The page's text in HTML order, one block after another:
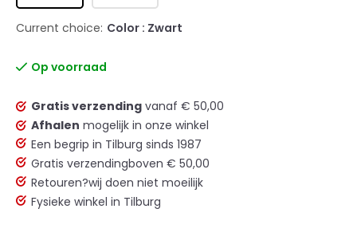
Current choice: Color : Zwart
Op voorraad
Gratis verzending vanaf € 50,00
Afhalen mogelijk in onze winkel
Een begrip in Tilburg sinds 1987
Gratis verzendingboven € 50,00
Retouren?wij doen niet moeilijk
Fysieke winkel in Tilburg